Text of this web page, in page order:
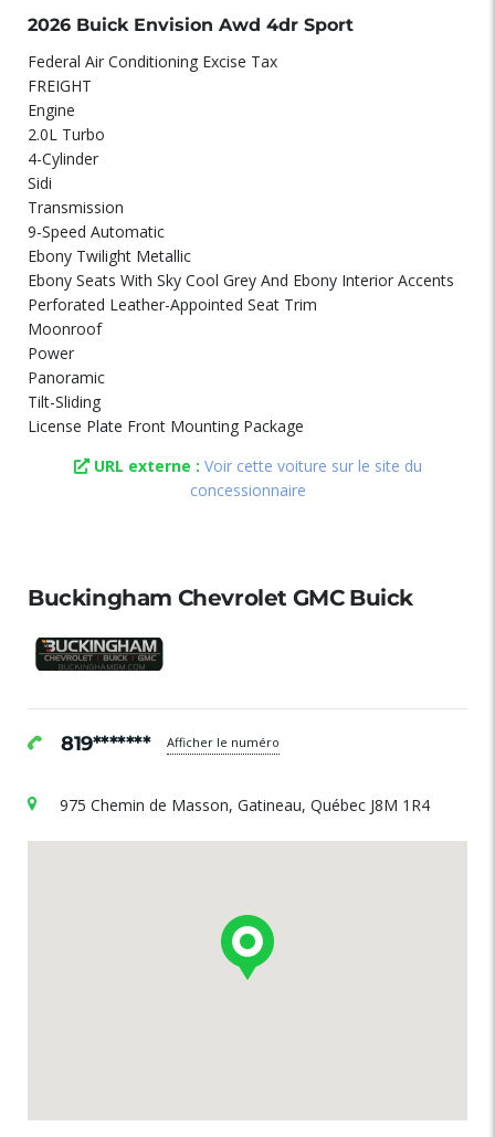
2026 Buick Envision Awd 4dr Sport
Federal Air Conditioning Excise Tax
FREIGHT
Engine
2.0L Turbo
4-Cylinder
Sidi
Transmission
9-Speed Automatic
Ebony Twilight Metallic
Ebony Seats With Sky Cool Grey And Ebony Interior Accents
Perforated Leather-Appointed Seat Trim
Moonroof
Power
Panoramic
Tilt-Sliding
License Plate Front Mounting Package
URL externe : Voir cette voiture sur le site du
concessionnaire
Buckingham Chevrolet GMC Buick
819******* Afficher le numéro
975 Chemin de Masson, Gatineau, Québec J8M 1R4